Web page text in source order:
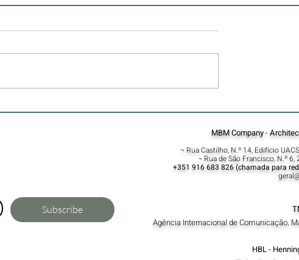
Subscribe
MBM Company -
¬ Rua Castilho, N.º 14, Edifício
¬ Rua de São Francisco, N.º
+351 916 683 826 (chamada para
Agência Internacional de Comunicação,
HBL -